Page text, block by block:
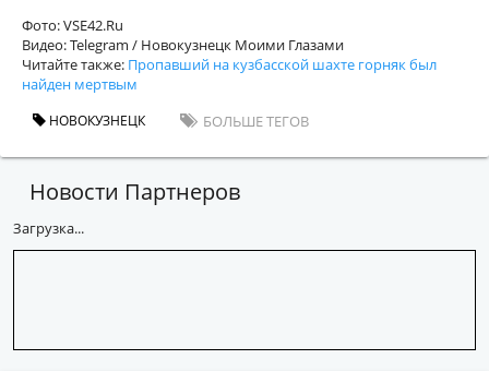
Фото: VSE42.Ru
Видео: Telegram / Новокузнецк Моими Глазами
Читайте также: Пропавший на кузбасской шахте горняк был
найден мертвым
НОВОКУЗНЕЦК БОЛЬШЕ ТЕГОВ
Новости Партнеров
Загрузка...